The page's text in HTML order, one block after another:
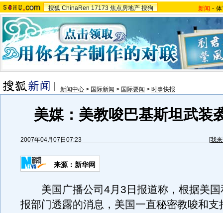
搜狐 ChinaRen 17173 焦点房地产 搜狗 新闻 -
新闻中心 > 国际新闻 > 国际要闻 > 时事快报
美媒：美教唆巴基斯坦武装
2007年04月07日07:23 [我
来源：新华网
美国广播公司4月3日报道称，根据美国
报部门透露的消息，美国一直秘密教唆和支